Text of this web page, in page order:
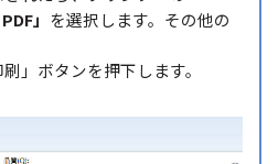
」 を選択します。その他の
」ボタンを押下します。